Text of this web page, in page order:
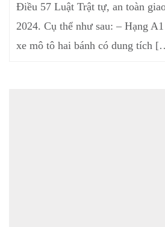
Điều 57 Luật Trật tự, an toàn
2024. Cụ thể như sau: – Hạng
xe mô tô hai bánh có dung tích